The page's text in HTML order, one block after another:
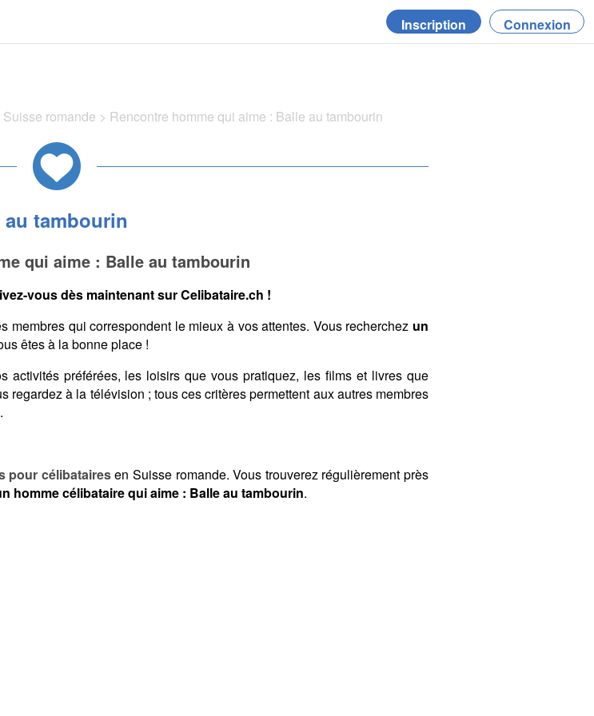
Inscription Connexion
romande > Rencontre homme qui aime : Balle au tambourin
tambourin
qui aime : Balle au tambourin
vous dès maintenant sur Celibataire.ch !
qui correspondent le mieux à vos attentes. Vous recherchez un
êtes à la bonne place !
activités préférées, les loisirs que vous pratiquez, les films et livres que
à la télévision ; tous ces critères permettent aux autres membres
pour célibatairesen Suisse romande. Vous trouverez régulièrement près
homme célibataire qui aime : Balle au tambourin.